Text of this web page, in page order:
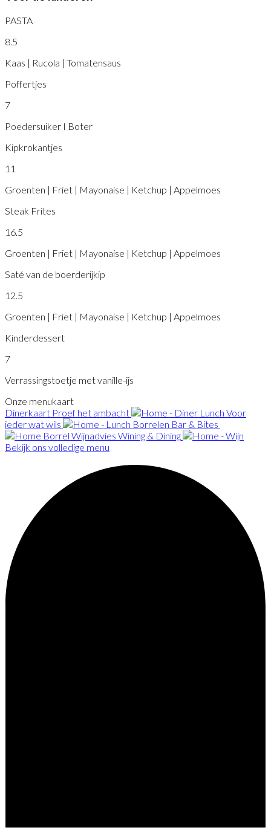
PASTA
8.5
Kaas | Rucola | Tomatensaus
Poffertjes
7
Poedersuiker I Boter
Kipkrokantjes
11
Groenten | Friet | Mayonaise | Ketchup | Appelmoes
Steak Frites
16.5
Groenten | Friet | Mayonaise | Ketchup | Appelmoes
Saté van de boerderijkip
12.5
Groenten | Friet | Mayonaise | Ketchup | Appelmoes
Kinderdessert
7
Verrassingstoetje met vanille-ijs
Onze menukaart
Dinerkaart Proef het ambacht Lunch Voor
ieder wat wils
Borrelen Bar & Bites
Wijnadvies Wining & Dining
Bekijk ons volledige menu